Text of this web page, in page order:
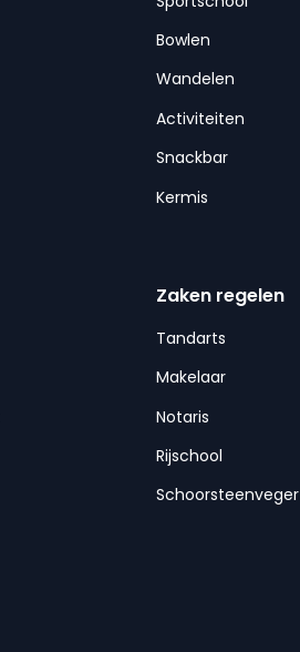
Bowlen
Wandelen
Activiteiten
Snackbar
Kermis
Zaken regelen
Tandarts
Makelaar
Notaris
Rijschool
Schoorsteenveger